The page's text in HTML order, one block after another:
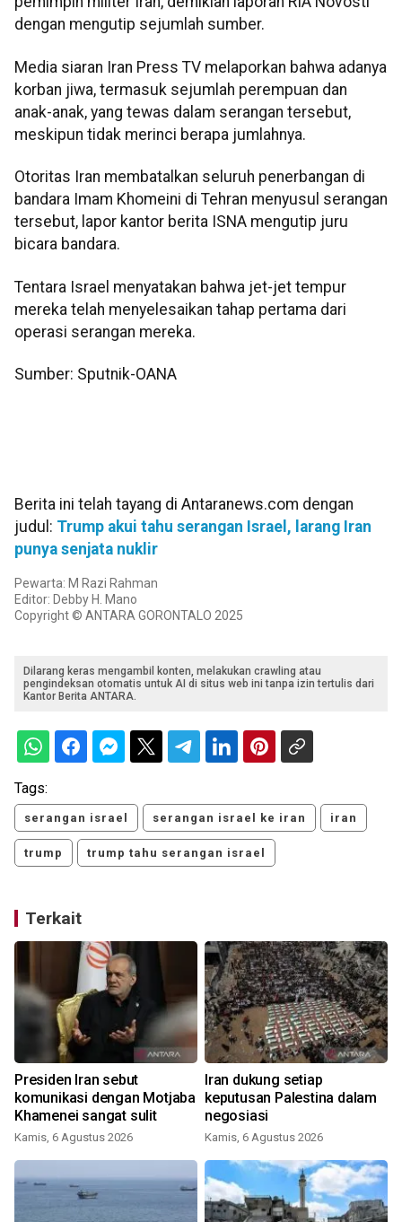
dengan mengutip sejumlah sumber.
Media siaran Iran Press TV melaporkan bahwa adanya
korban jiwa, termasuk sejumlah perempuan dan
anak-anak, yang tewas dalam serangan tersebut,
meskipun tidak merinci berapa jumlahnya.
Otoritas Iran membatalkan seluruh penerbangan di
bandara Imam Khomeini di Tehran menyusul serangan
tersebut, lapor kantor berita ISNA mengutip juru
bicara bandara.
Tentara Israel menyatakan bahwa jet-jet tempur
mereka telah menyelesaikan tahap pertama dari
operasi serangan mereka.
Sumber: Sputnik-OANA
Berita ini telah tayang di Antaranews.com dengan
judul: Trump akui tahu serangan Israel, larang Iran
punya senjata nuklir
Pewarta: M Razi Rahman
Editor: Debby H. Mano
Copyright © ANTARA GORONTALO 2025
Dilarang keras mengambil konten, melakukan crawling atau
pengindeksan otomatis untuk AI di situs web ini tanpa izin tertulis dari
Kantor Berita ANTARA.
Tags:
serangan israel serangan israel ke iran iran
trump trump tahu serangan israel
Terkait
Presiden Iran sebut
komunikasi dengan Motjaba
Khamenei sangat sulit
Kamis, 6 Agustus 2026
Iran dukung setiap
keputusan Palestina dalam
negosiasi
Kamis, 6 Agustus 2026